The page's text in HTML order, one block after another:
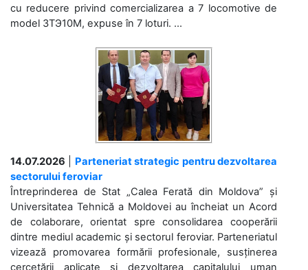
cu reducere privind comercializarea a 7 locomotive de
model 3ТЭ10М, expuse în 7 loturi. ...
14.07.2026
Parteneriat strategic pentru dezvoltarea
sectorului feroviar
Întreprinderea de Stat „Calea Ferată din Moldova” și
Universitatea Tehnică a Moldovei au încheiat un Acord
de colaborare, orientat spre consolidarea cooperării
dintre mediul academic și sectorul feroviar. Parteneriatul
vizează promovarea formării profesionale, susținerea
cercetării aplicate și dezvoltarea capitalului uman